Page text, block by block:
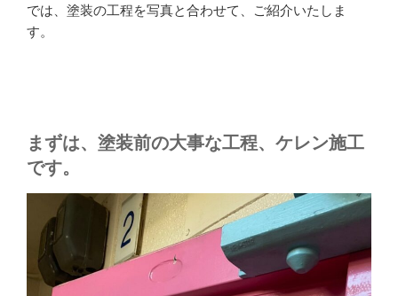
では、塗装の工程を写真と合わせて、ご紹介いたしま
す。
まずは、塗装前の大事な工程、ケレン施工
です。